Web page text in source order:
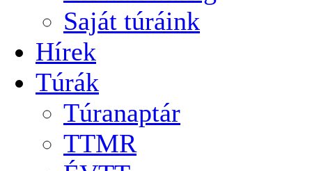
Saját túráink
Hírek
Túrák
Túranaptár
TTMR